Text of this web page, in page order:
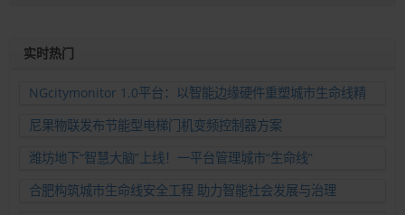
实时热门
NGcitymonitor 1.0平台：以智能边缘硬件重塑城市生命线精
准运维新范式
尼果物联发布节能型电梯门机变频控制器方案
潍坊地下“智慧大脑”上线！一平台管理城市“生命线”
合肥构筑城市生命线安全工程 助力智能社会发展与治理